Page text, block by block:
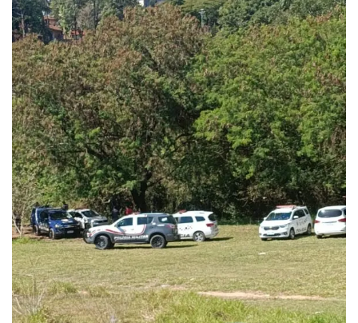
SAÚDE
Multivacinação de Salto vai até 31 de...
agosto 5, 2026